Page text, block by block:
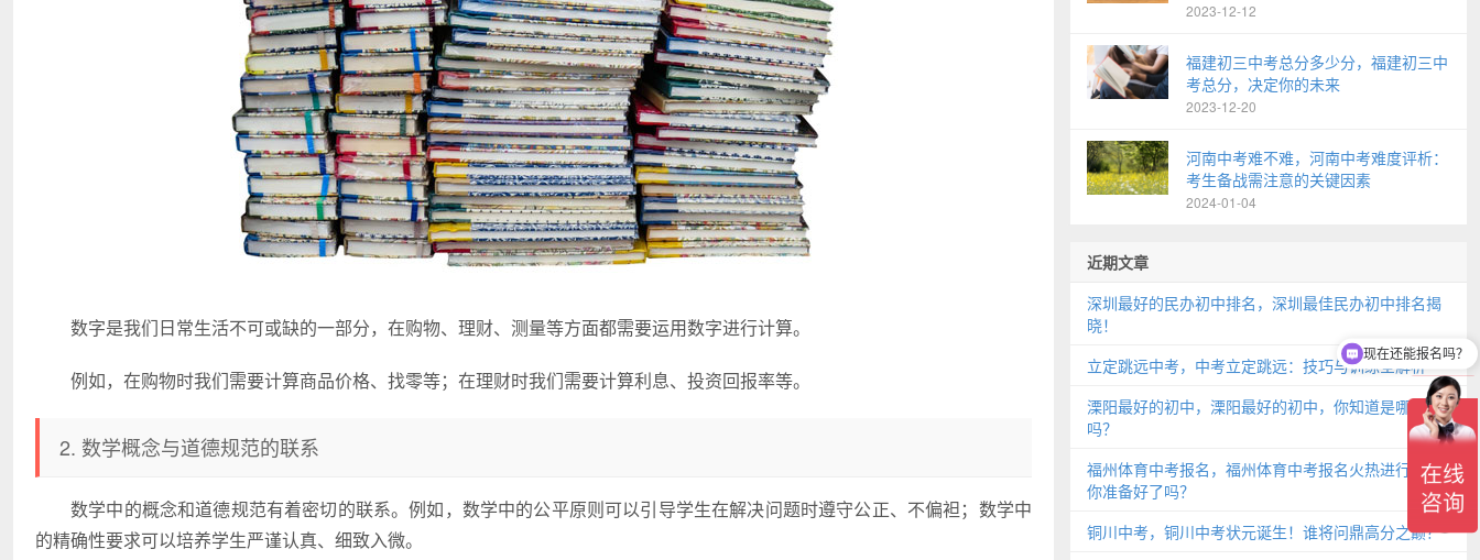
数字是我们日常生活不可或缺的一部分，在购物、理财、测量等方面都需要运用数字进行计算。
例如，在购物时我们需要计算商品价格、找零等；在理财时我们需要计算利息、投资回报率等。
2. 数学概念与道德规范的联系
数学中的概念和道德规范有着密切的联系。例如，数学中的公平原则可以引导学生在解决问题时遵守公正、不偏袒；数学中
的精确性要求可以培养学生严谨认真、细致入微。
2023-12-12
福建初三中考总分多少分，福建初三中
考总分，决定你的未来
2023-12-20
河南中考难不难，河南中考难度评析：
考生备战需注意的关键因素
2024-01-04
近期文章
深圳最好的民办初中排名，深圳最佳民办初中排名揭
晓！
立定跳远中考，中考立定跳远：技巧与训练全解析
溧阳最好的初中，溧阳最好的初中，你知道是哪所
吗？
福州体育中考报名，福州体育中考报名火热进行中，
你准备好了吗？
铜川中考，铜川中考状元诞生！谁将问鼎高分之巅？
现在还能报名吗？